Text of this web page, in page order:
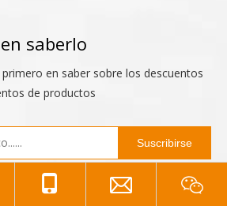
saberlo
en saber sobre los descuentos
de productos
Suscribirse